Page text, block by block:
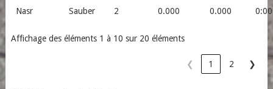
Nasr Sauber 2 0.000 0.000
Affichage des éléments 1 à 10 sur 20 éléments
❮ 1 2 ❯